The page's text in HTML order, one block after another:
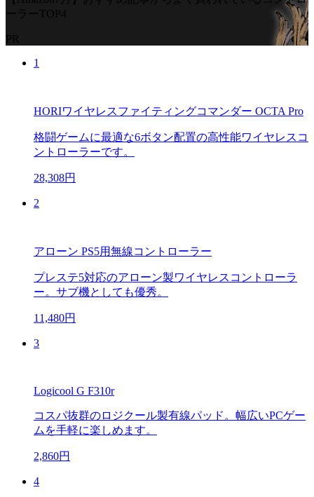
ーラーTOP4
PR
1
HORIワイヤレスファイティングコマンダー OCTA Pro
格闘ゲームに最適な6ボタン配置の高性能ワイヤレスコ
ントローラーです。
28,308円
2
アローン PS5用無線コントローラー
プレステ5対応のアローン製ワイヤレスコントローラ
ー。サブ機としても優秀。
11,480円
3
Logicool G F310r
コスパ抜群のロジクール製有線パッド。幅広いPCゲー
ムを手軽に楽しめます。
2,860円
4